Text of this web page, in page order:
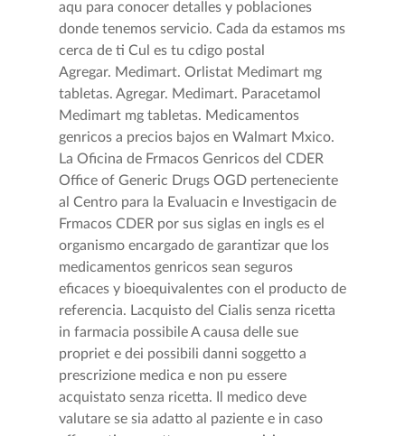
aqu para conocer detalles y poblaciones
donde tenemos servicio. Cada da estamos ms
cerca de ti Cul es tu cdigo postal
Agregar. Medimart. Orlistat Medimart mg
tabletas. Agregar. Medimart. Paracetamol
Medimart mg tabletas. Medicamentos
genricos a precios bajos en Walmart Mxico.
La Oficina de Frmacos Genricos del CDER
Office of Generic Drugs OGD perteneciente
al Centro para la Evaluacin e Investigacin de
Frmacos CDER por sus siglas en ingls es el
organismo encargado de garantizar que los
medicamentos genricos sean seguros
eficaces y bioequivalentes con el producto de
referencia. Lacquisto del Cialis senza ricetta
in farmacia possibile A causa delle sue
propriet e dei possibili danni soggetto a
prescrizione medica e non pu essere
acquistato senza ricetta. Il medico deve
valutare se sia adatto al paziente e in caso